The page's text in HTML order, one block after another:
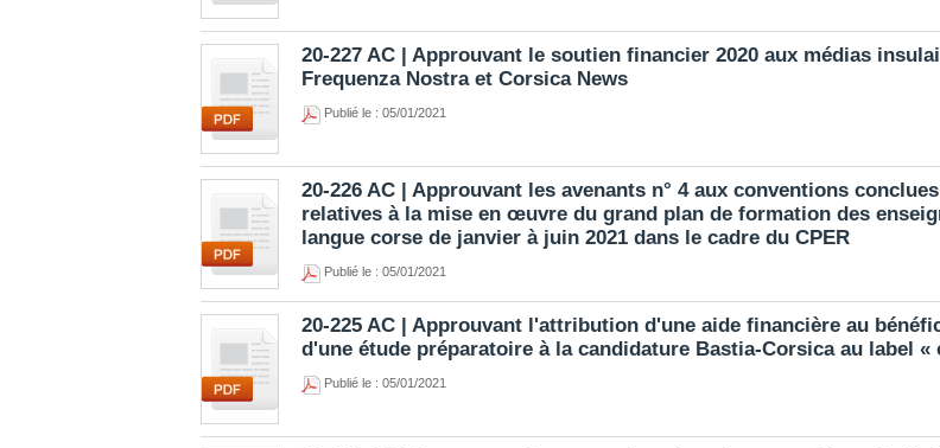
20-227 AC | Approuvant le soutien financier 2020 aux médias
Frequenza Nostra et Corsica News
Publié le : 05/01/2021
20-226 AC | Approuvant les avenants n° 4 aux conventions
relatives à la mise en œuvre du grand plan de formation des
langue corse de janvier à juin 2021 dans le cadre du CPER
Publié le : 05/01/2021
20-225 AC | Approuvant l'attribution d'une aide financière au
d'une étude préparatoire à la candidature Bastia-Corsica au label
Publié le : 05/01/2021